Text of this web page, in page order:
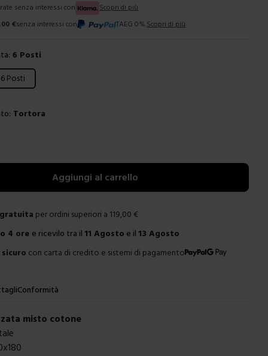
senza interessi con
Scopri di più
€senza interessi con TAEG 0%. Scopri di più
6 Posti
6 Posti
Tortora
Aggiungi al carrello
per ordini superiori a 119,00 €
4 ore e ricevilo tra il11 Agosto e il 13 Agosto
con carta di credito e sistemi di pagamento
Conformità
misto cotone